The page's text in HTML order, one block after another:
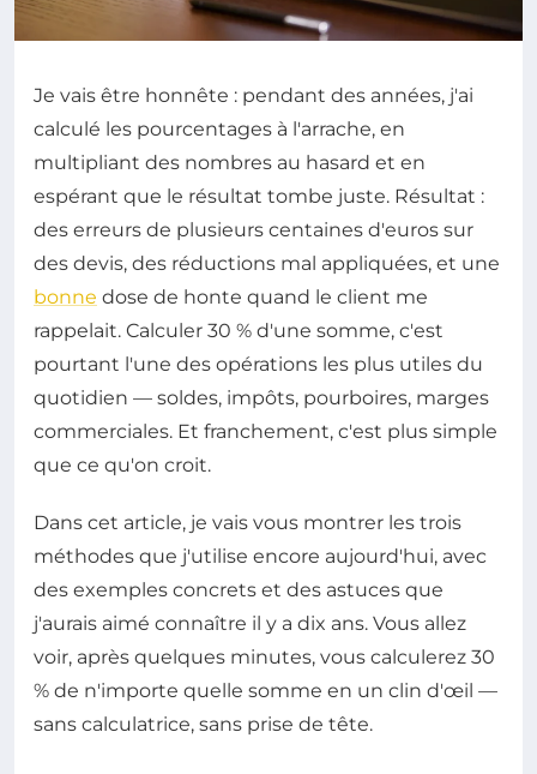
Je vais être honnête : pendant des années, j'ai
calculé les pourcentages à l'arrache, en
multipliant des nombres au hasard et en
espérant que le résultat tombe juste. Résultat :
des erreurs de plusieurs centaines d'euros sur
des devis, des réductions mal appliquées, et une
bonne dose de honte quand le client me
rappelait. Calculer 30 % d'une somme, c'est
pourtant l'une des opérations les plus utiles du
quotidien — soldes, impôts, pourboires, marges
commerciales. Et franchement, c'est plus simple
que ce qu'on croit.
Dans cet article, je vais vous montrer les trois
méthodes que j'utilise encore aujourd'hui, avec
des exemples concrets et des astuces que
j'aurais aimé connaître il y a dix ans. Vous allez
voir, après quelques minutes, vous calculerez 30
% de n'importe quelle somme en un clin d'œil —
sans calculatrice, sans prise de tête.